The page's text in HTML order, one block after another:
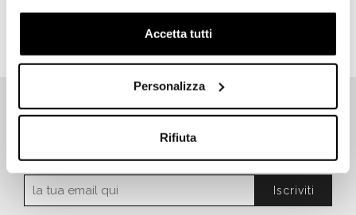
Accetta tutti
Personalizza
Rifiuta
ISCRIVITI SUBITO ALLA NEWSLETTER
Iscriviti